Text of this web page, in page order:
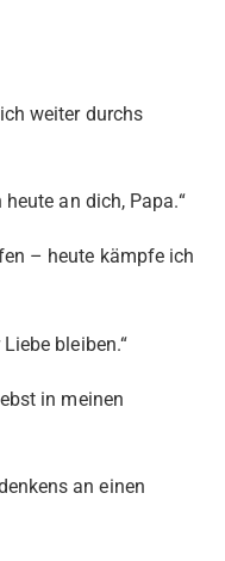
weiter durchs
an dich, Papa.“
– heute kämpfe ich
bleiben.“
in meinen
an einen